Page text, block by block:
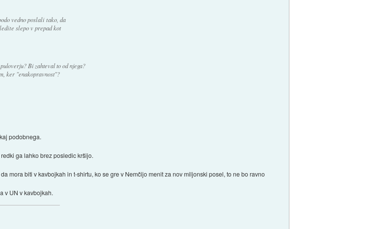
vedno poslali tako, da
slepo v prepad kot
Bi zahteval to od njega?
ker "enakopravnost"?
podobnega.
ga lahko brez posledic kršijo.
mora biti v kavbojkah in t-shirtu, ko se gre v Nemčijo menit za nov miljonski posel, to ne bo ravno
v UN v kavbojkah.